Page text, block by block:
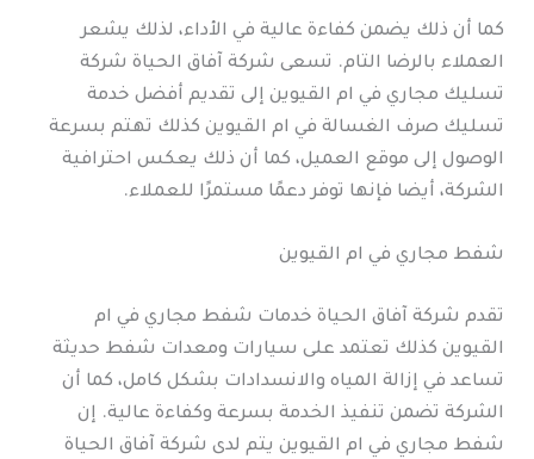
كما أن ذلك يضمن كفاءة عالية في الأداء، لذلك يشعر
العملاء بالرضا التام. تسعى شركة آفاق الحياة شركة
تسليك مجاري في ام القيوين إلى تقديم أفضل خدمة
تسليك صرف الغسالة في ام القيوين كذلك تهتم بسرعة
الوصول إلى موقع العميل، كما أن ذلك يعكس احترافية
الشركة، أيضا فإنها توفر دعمًا مستمرًا للعملاء.
شفط مجاري في ام القيوين
تقدم شركة آفاق الحياة خدمات شفط مجاري في ام
القيوين كذلك تعتمد على سيارات ومعدات شفط حديثة
تساعد في إزالة المياه والانسدادات بشكل كامل، كما أن
الشركة تضمن تنفيذ الخدمة بسرعة وكفاءة عالية. إن
شفط مجاري في ام القيوين يتم لدى شركة آفاق الحياة